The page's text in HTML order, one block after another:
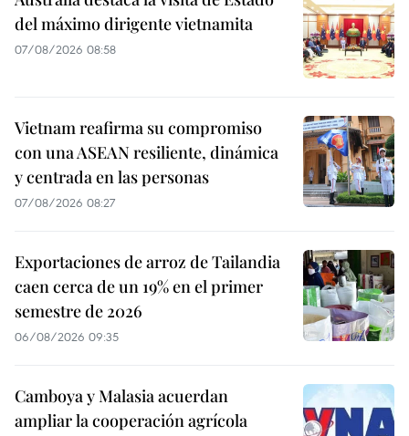
del máximo dirigente vietnamita
07/08/2026 08:58
Vietnam reafirma su compromiso
con una ASEAN resiliente, dinámica
y centrada en las personas
07/08/2026 08:27
Exportaciones de arroz de Tailandia
caen cerca de un 19% en el primer
semestre de 2026
06/08/2026 09:35
Camboya y Malasia acuerdan
ampliar la cooperación agrícola